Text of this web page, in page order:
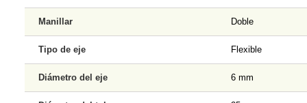
Manillar Doble
Tipo de eje Flexible
Diámetro del eje 6 mm